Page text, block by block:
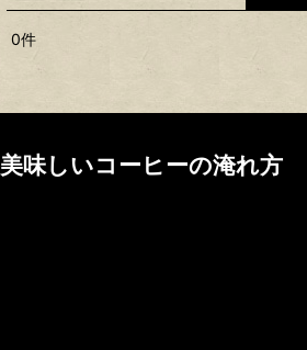
表示数
並び順:
絞り込む
0件
美味しいコーヒーの淹れ方